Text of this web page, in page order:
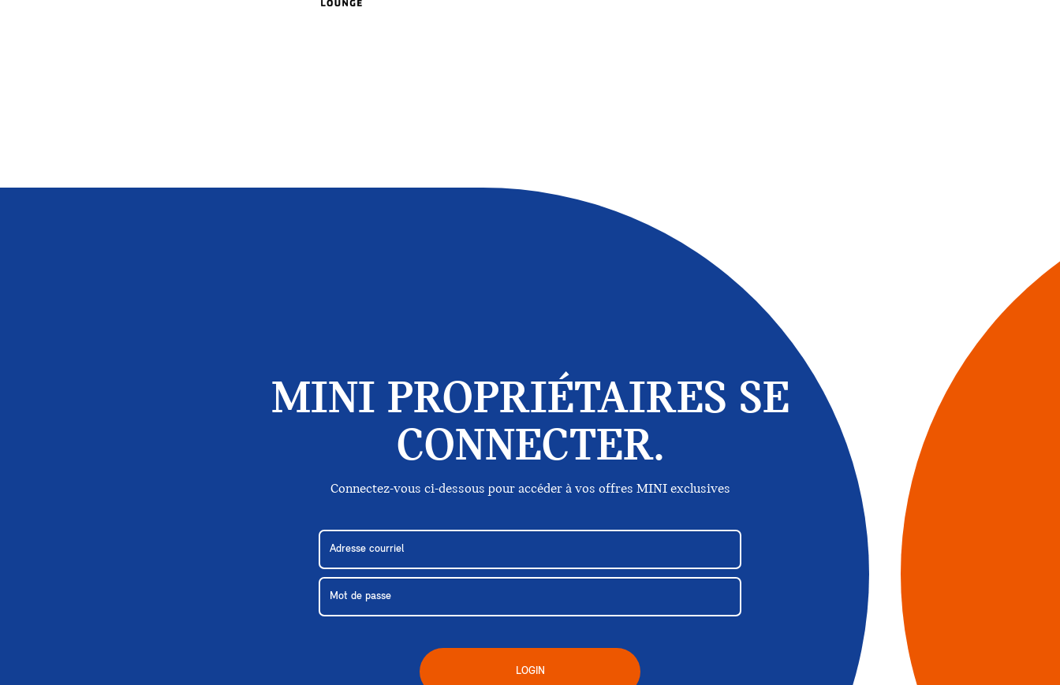
MINI PROPRIÉTAIRES SE
CONNECTER.
Connectez-vous ci-dessous pour accéder à vos offres MINI exclusives
LOGIN